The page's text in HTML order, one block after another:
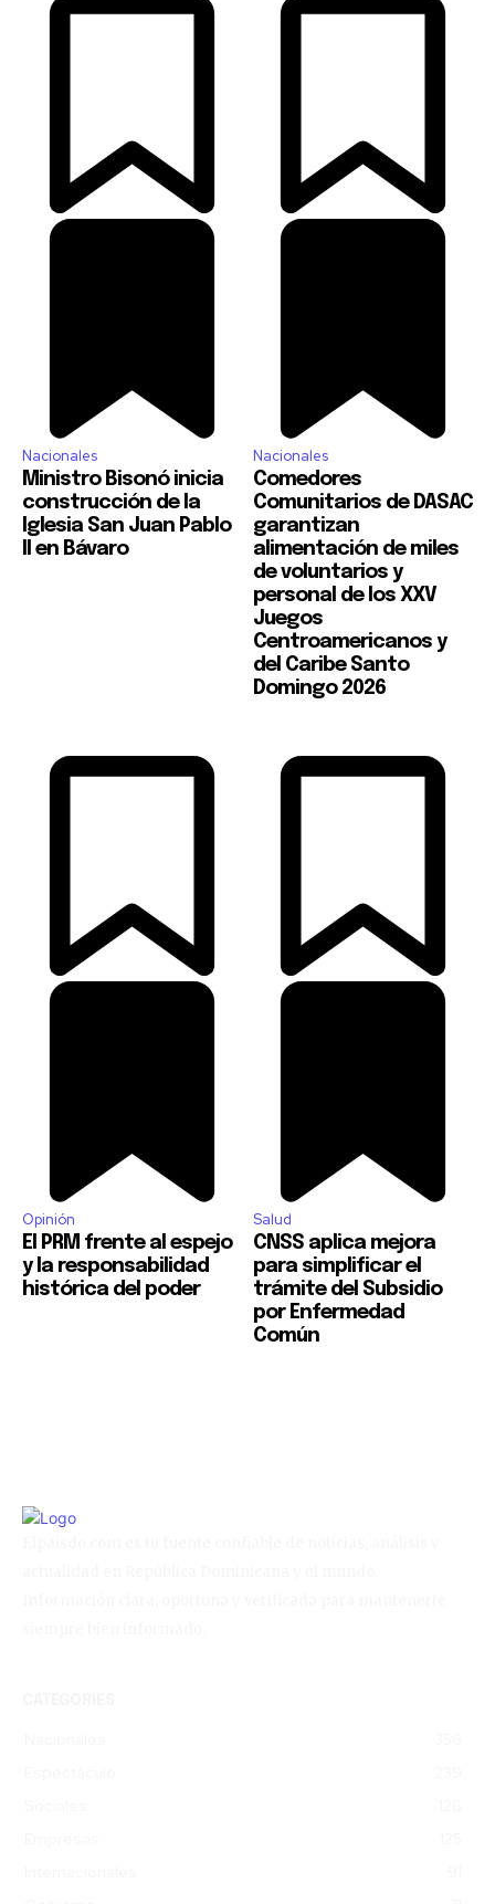
Nacionales
Ministro Bisonó inicia
construcción de la
Iglesia San Juan Pablo
II en Bávaro
Nacionales
Comedores
Comunitarios de DASAC
garantizan
alimentación de miles
de voluntarios y
personal de los XXV
Juegos
Centroamericanos y
del Caribe Santo
Domingo 2026
Opinión
El PRM frente al espejo
y la responsabilidad
histórica del poder
Salud
CNSS aplica mejora
para simplificar el
trámite del Subsidio
por Enfermedad
Común